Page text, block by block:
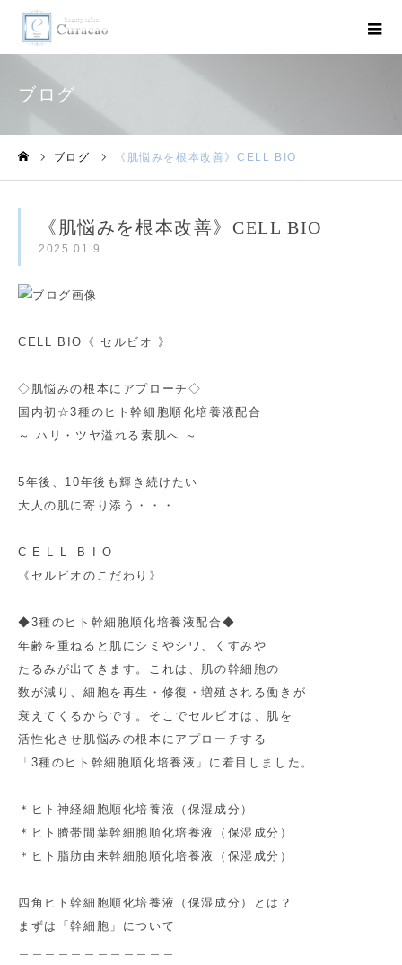
ブログ
ブログ 《肌悩みを根本改善》CELL BIO
《肌悩みを根本改善》CELL BIO
2025.01.9
CELL BIO《 セルビオ 》
◇肌悩みの根本にアプローチ◇
国内初☆3種のヒト幹細胞順化培養液配合
～ ハリ・ツヤ溢れる素肌へ ～
5年後、10年後も輝き続けたい
大人の肌に寄り添う・・・
C E L L B I O
《セルビオのこだわり》
◆3種のヒト幹細胞順化培養液配合◆
年齢を重ねると肌にシミやシワ、くすみや
たるみが出てきます。これは、肌の幹細胞の
数が減り、細胞を再生・修復・増殖される働きが
衰えてくるからです。そこでセルビオは、肌を
活性化させ肌悩みの根本にアプローチする
「3種のヒト幹細胞順化培養液」に着目しました。
＊ヒト神経細胞順化培養液（保湿成分）
＊ヒト臍帯間葉幹細胞順化培養液（保湿成分）
＊ヒト脂肪由来幹細胞順化培養液（保湿成分）
四角ヒト幹細胞順化培養液（保湿成分）とは？
まずは「幹細胞」について